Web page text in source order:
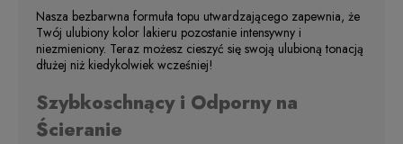
Nasza bezbarwna formuła topu utwardzającego zapewnia, że
Twój ulubiony kolor lakieru pozostanie intensywny i
niezmieniony. Teraz możesz cieszyć się swoją ulubioną tonacją
dłużej niż kiedykolwiek wcześniej!
Szybkoschnący i Odporny na
Ścieranie